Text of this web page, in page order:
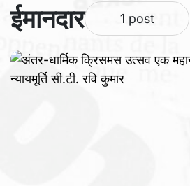
ईमानदार 1 post